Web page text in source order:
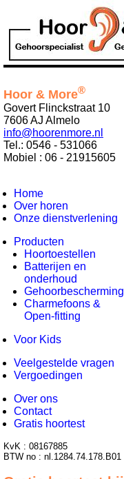
Hoor & More®
Govert Flinckstraat 10
7606 AJ Almelo
info@hoorenmore.nl
Tel.: 0546 - 531066
Mobiel : 06 - 21915605
Home
Over horen
Onze dienstverlening
Producten
Hoortoestellen
Batterijen en
onderhoud
Gehoorbescherming
Charmefoons &
Open-fitting
Voor Kids
Veelgestelde vragen
Vergoedingen
Over ons
Contact
Gratis hoortest
KvK : 08167885
BTW no : nl.1284.74.178.B01